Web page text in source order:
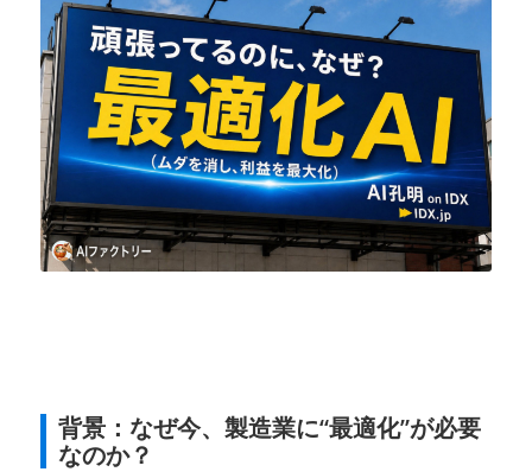
背景：なぜ今、製造業に“最適化”が必要
なのか？